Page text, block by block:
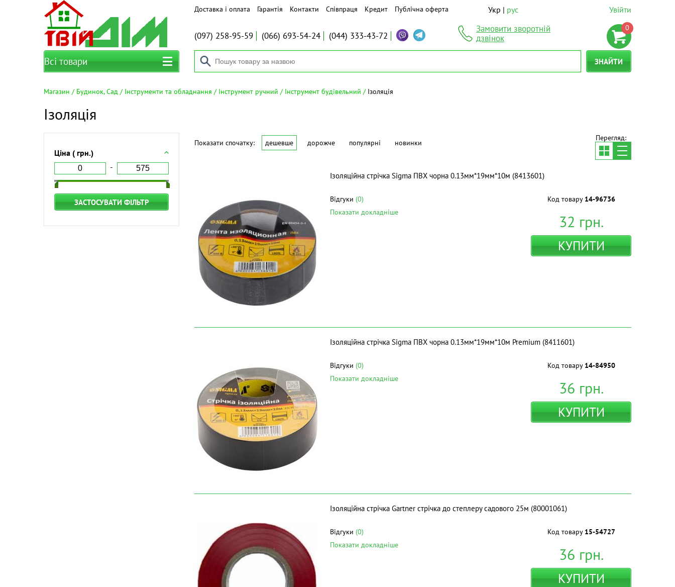
Доставка і оплата Гарантія Контакти Співпраця Кредит Публічна оферта Укр рус Увійти
(097) 258-95-59 (066) 693-54-24 (044) 333-43-72
Замовити зворотній
дзвінок
0
Всі товари ЗНАЙТИ
Магазин Будинок, Сад Інструменти та обладнання Інструмент ручний Інструмент будівельний Ізоляція
Ізоляція
Ціна ( грн.)
ЗАСТОСУВАТИ ФІЛЬТР
Показати спочатку: дешевше дорожче популярні новинки
Перегляд:
Ізоляційна стрічка Sigma ПВХ чорна 0.13мм*19мм*10м (8413601)
Відгуки (0)
Показати докладніше
Код товару 14-96736
32 грн.
КУПИТИ
Ізоляційна стрічка Sigma ПВХ чорна 0.13мм*19мм*10м Premium (8411601)
Відгуки (0)
Показати докладніше
Код товару 14-84950
36 грн.
КУПИТИ
Ізоляційна стрічка Gartner стрічка до степлеру садового 25м (80001061)
Відгуки (0)
Показати докладніше
Код товару 15-54727
36 грн.
КУПИТИ